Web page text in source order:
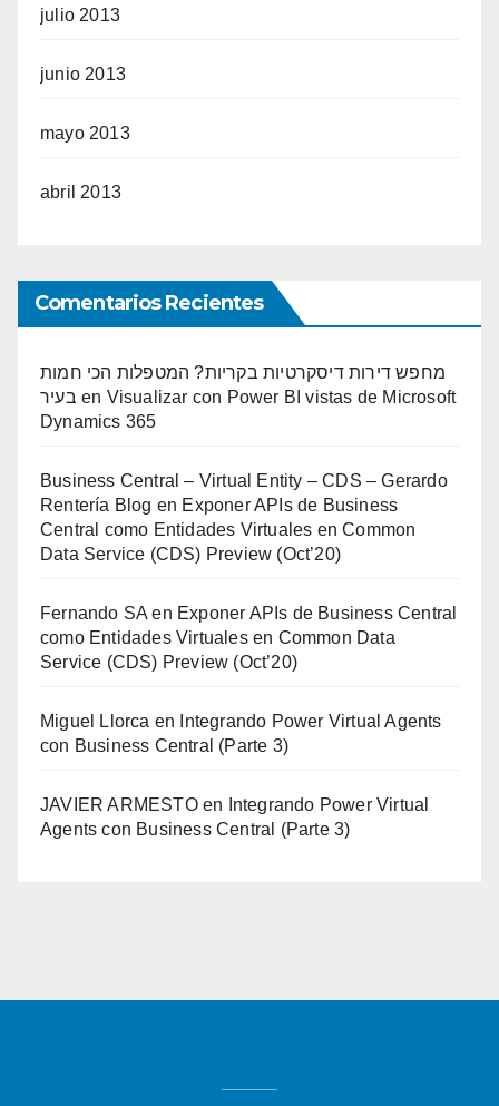
julio 2013
junio 2013
mayo 2013
abril 2013
Comentarios Recientes
מחפש דירות דיסקרטיות בקריות? המטפלות הכי חמות
בעיר en Visualizar con Power BI vistas de Microsoft
Dynamics 365
Business Central – Virtual Entity – CDS – Gerardo
Rentería Blog en Exponer APIs de Business
Central como Entidades Virtuales en Common
Data Service (CDS) Preview (Oct’20)
Fernando SA en Exponer APIs de Business Central
como Entidades Virtuales en Common Data
Service (CDS) Preview (Oct’20)
Miguel Llorca en
Integrando Power Virtual Agents
con Business Central (Parte 3)
JAVIER ARMESTOen
Integrando Power Virtual
Agents con Business Central (Parte 3)